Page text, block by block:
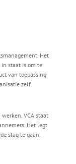
Het
staat is om te
van toepassing
zelf.
VCA staat
Het legt
slag te gaan.